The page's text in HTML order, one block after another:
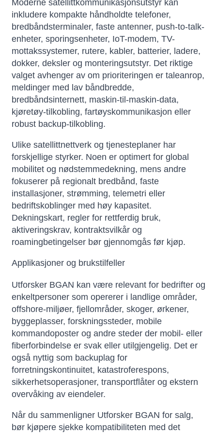
Moderne satellittkommunikasjonsutstyr kan
inkludere kompakte håndholdte telefoner,
bredbåndsterminaler, faste antenner, push-to-talk-
enheter, sporingsenheter, IoT-modem, TV-
mottakssystemer, rutere, kabler, batterier, ladere,
dokker, deksler og monteringsutstyr. Det riktige
valget avhenger av om prioriteringen er taleanrop,
meldinger med lav båndbredde,
bredbåndsinternett, maskin-til-maskin-data,
kjøretøy-tilkobling, fartøyskommunikasjon eller
robust backup-tilkobling.
Ulike satellittnettverk og tjenesteplaner har
forskjellige styrker. Noen er optimert for global
mobilitet og nødstemmedekning, mens andre
fokuserer på regionalt bredbånd, faste
installasjoner, strømming, telemetri eller
bedriftskoblinger med høy kapasitet.
Dekningskart, regler for rettferdig bruk,
aktiveringskrav, kontraktsvilkår og
roamingbetingelser bør gjennomgås før kjøp.
Applikasjoner og brukstilfeller
Utforsker BGAN kan være relevant for bedrifter og
enkeltpersoner som opererer i landlige områder,
offshore-miljøer, fjellområder, skoger, ørkener,
byggeplasser, forskningssteder, mobile
kommandoposter og andre steder der mobil- eller
fiberforbindelse er svak eller utilgjengelig. Det er
også nyttig som backuplag for
forretningskontinuitet, katastroferespons,
sikkerhetsoperasjoner, transportflåter og ekstern
overvåking av eiendeler.
Når du sammenligner Utforsker BGAN for salg,
bør kjøpere sjekke kompatibiliteten med det